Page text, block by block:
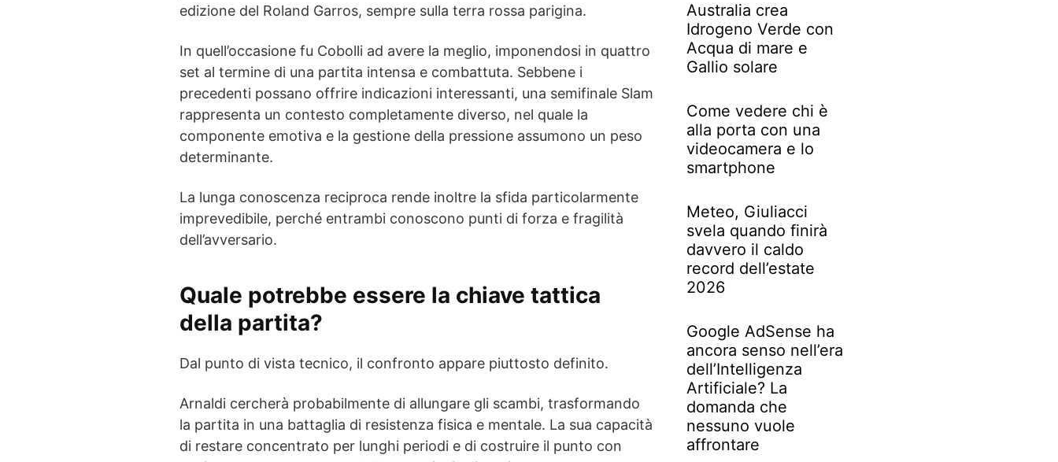
edizione del Roland Garros, sempre sulla terra rossa parigina.
In quell’occasione fu Cobolli ad avere la meglio, imponendosi in quattro
set al termine di una partita intensa e combattuta. Sebbene i
precedenti possano offrire indicazioni interessanti, una semifinale Slam
rappresenta un contesto completamente diverso, nel quale la
componente emotiva e la gestione della pressione assumono un peso
determinante.
La lunga conoscenza reciproca rende inoltre la sfida particolarmente
imprevedibile, perché entrambi conoscono punti di forza e fragilità
dell’avversario.
Quale potrebbe essere la chiave tattica
della partita?
Dal punto di vista tecnico, il confronto appare piuttosto definito.
Arnaldi cercherà probabilmente di allungare gli scambi, trasformando
la partita in una battaglia di resistenza fisica e mentale. La sua capacità
di restare concentrato per lunghi periodi e di costruire il punto con
Australia crea
Idrogeno Verde con
Acqua di mare e
Gallio solare
Come vedere chi è
alla porta con una
videocamera e lo
smartphone
Meteo, Giuliacci
svela quando finirà
davvero il caldo
record dell’estate
2026
Google AdSense ha
ancora senso nell’era
dell’Intelligenza
Artificiale? La
domanda che
nessuno vuole
affrontare